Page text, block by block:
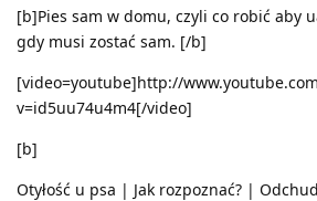
[b]Pies sam w domu, czyli co robić aby
gdy musi zostać sam. [/b]
[video=youtube]http://
v=id5uu74u4m4[/video]
[b]
Otyłość u psa | Jak rozpoznać? |